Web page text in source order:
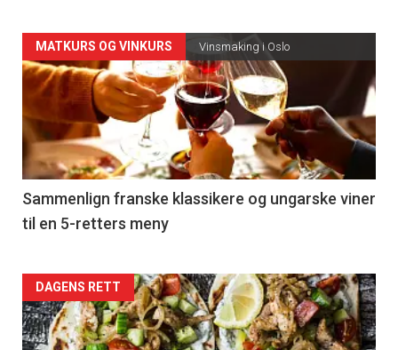
Forsiden
akkurat
nå
-
5
MATKURS OG VINKURS Vinsmaking i Oslo
Sammenlign franske klassikere og ungarske viner
til en 5-retters meny
Forsiden
akkurat
DAGENS RETT